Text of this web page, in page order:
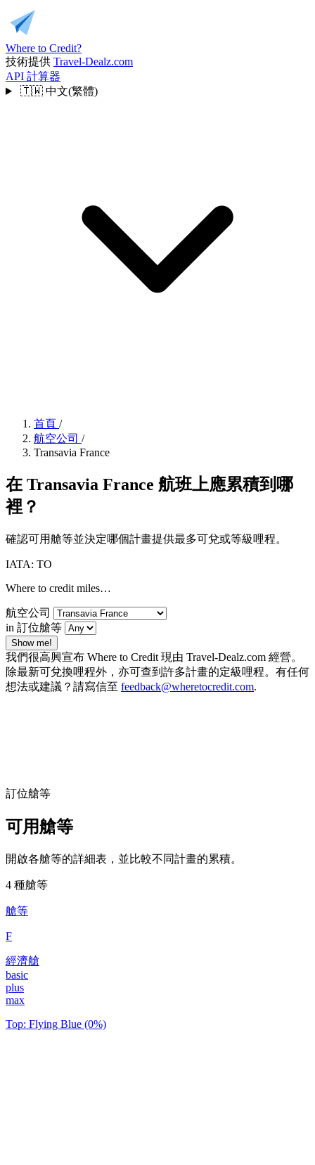
Where to Credit?
技術提供 Travel-Dealz.com
API 計算器
🇹🇼 中文(繁體)
首頁 /
航空公司 /
Transavia France
在 Transavia France 航班上應累積到哪
裡？
確認可用艙等並決定哪個計畫提供最多可兌或等級哩程。
IATA: TO
Where to credit miles…
航空公司
in 訂位艙等
Show me!
我們很高興宣布 Where to Credit 現由 Travel-Dealz.com 經營。
除最新可兌換哩程外，亦可查到許多計畫的定級哩程。有任何
想法或建議？請寫信至 feedback@wheretocredit.com.
訂位艙等
可用艙等
開啟各艙等的詳細表，並比較不同計畫的累積。
4 種艙等
艙等
F
經濟艙
basic
plus
max
Top: Flying Blue (0%)